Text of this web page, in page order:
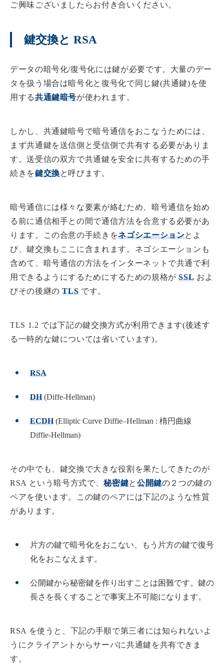
ご興味ございましたらお付き合いください。
鍵交換と RSA
データの暗号化/復号化には鍵が必要です。大量のデー
タを扱う場合は暗号化と復号化で同じ鍵(共通鍵)を使
用する共通鍵暗号が使われます。
しかし、共通鍵暗号で暗号通信をおこなうためには、
まず共通鍵を送信側と受信側で共有する必要がありま
す。送受信の双方で共通鍵を安全に共有するための手
続きを鍵交換と呼びます。
暗号通信には様々な要素が絡むため、暗号通信を始め
る前に通信相手との間で通信方法を合意する必要があ
ります。この合意の手続きをネゴシエーションとよ
び、鍵交換もここに含まれます。ネゴシエーションも
含めて、暗号通信の方法をインターネットで共通で利
用できるようにするためにするための規格がSSL およ
びその後継のTLS です。
TLS 1.2 では下記の鍵交換方式が利用できます(後述す
る一時的な鍵については省いています)。
RSA
DH(Diffe-Hellman)
ECDH(Elliptic Curve Diffie–Hellman : 楕円曲線
Diffie-Hellman)
その中でも、鍵交換で大きな役割を果たしてきたのが
RSA という暗号方式で、秘密鍵と 公開鍵の２つの鍵の
ペアを使います。この鍵のペアには下記のような性質
があります。
片方の鍵で暗号化をおこない、もう片方の鍵で復号
化をおこなえます。
公開鍵から秘密鍵を作り出すことは困難です。鍵の
長さを長くすることで事実上不可能になります。
RSA を使うと、下記の手順で第三者には知られないよ
うにクライアントからサーバに共通鍵を共有できま
す。